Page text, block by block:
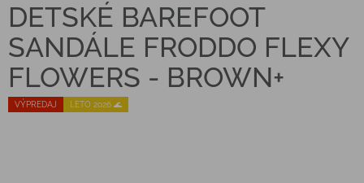
VÝPREDAJ LETO 2026 🌊
DETSKÉ BAREFOOT
SANDÁLE FRODDO FLEXY
FLOWERS - BROWN+